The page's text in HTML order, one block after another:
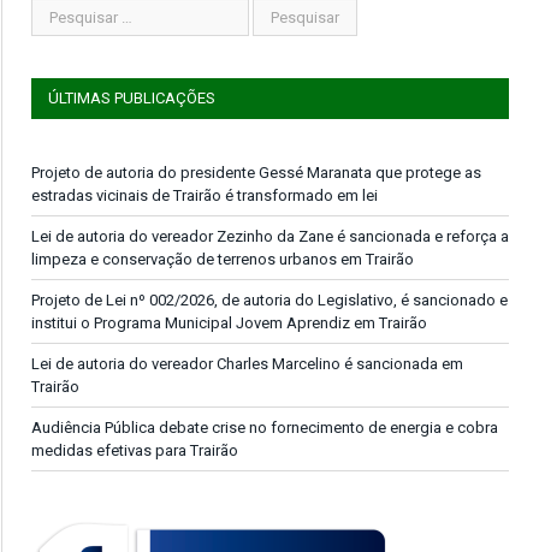
ÚLTIMAS PUBLICAÇÕES
Projeto de autoria do presidente Gessé Maranata que protege as
estradas vicinais de Trairão é transformado em lei
Lei de autoria do vereador Zezinho da Zane é sancionada e reforça a
limpeza e conservação de terrenos urbanos em Trairão
Projeto de Lei nº 002/2026, de autoria do Legislativo, é sancionado e
institui o Programa Municipal Jovem Aprendiz em Trairão
Lei de autoria do vereador Charles Marcelino é sancionada em
Trairão
Audiência Pública debate crise no fornecimento de energia e cobra
medidas efetivas para Trairão